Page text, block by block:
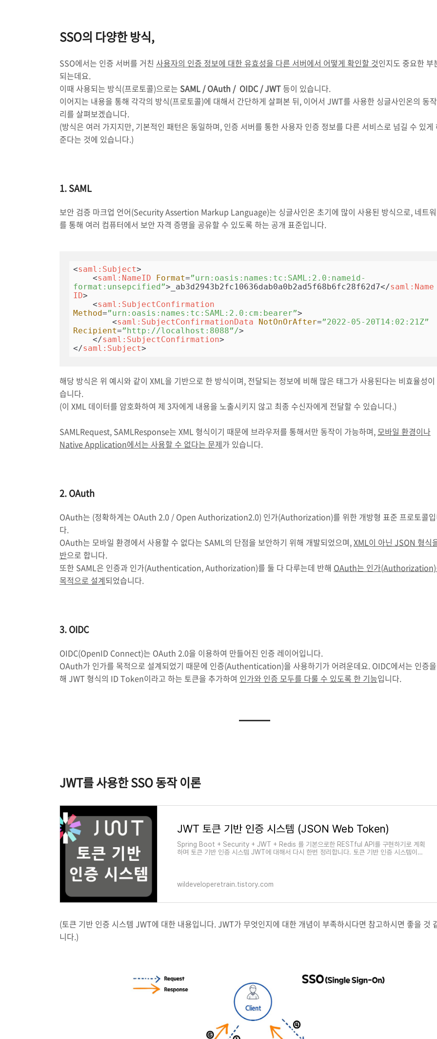
SSO의 다양한 방식,
SSO에서는 인증 서버를 거친 사용자의 인증 정보에 대한 유효성을 다른 서버에서 어떻게 확인할 것인지도 중요한 부
되는데요.
이때 사용되는 방식(프로토콜)으로는 SAML / OAuth / OIDC / JWT등이 있습니다.
이어지는 내용을 통해 각각의 방식(프로토콜)에 대해서 간단하게 살펴본 뒤, 이어서 JWT를 사용한 싱글사인온의 동
리를 살펴보겠습니다.
(방식은 여러 가지지만, 기본적인 패턴은 동일하며, 인증 서버를 통한 사용자 인증 정보를 다른 서비스로 넘길 수 있게
준다는 것에 있습니다.)
1. SAML
보안 검증 마크업 언어(Security Assertion Markup Language)는 싱글사인온 초기에 많이 사용된 방식으로, 네트
를 통해 여러 컴퓨터에서 보안 자격 증명을 공유할 수 있도록 하는 공개 표준입니다.
<saml:Subject>
<saml:NameID Format=”urn:oasis:names:tc:SAML:2.0:nameid-
format:unsepcified”> _ab3d2943b2fc10636dab0a0b2ad5f68b6fc28f62d7</saml:Name
ID>
<saml:SubjectConfirmation
Method=”urn:oasis:names:tc:SAML:2.0:cm:bearer”>
<saml:SubjectConfirmationData NotOnOrAfter=”2022-05-20T14:02:21Z”
Recipient=”http://localhost:8088”/>
</saml:SubjectConfirmation>
</saml:Subject>
해당 방식은 위 예시와 같이 XML을 기반으로 한 방식이며, 전달되는 정보에 비해 많은 태그가 사용된다는 비효율성
습니다.
(이 XML 데이터를 암호화하여 제 3자에게 내용을 노출시키지 않고 최종 수신자에게 전달할 수 있습니다.)
SAMLRequest, SAMLResponse는 XML 형식이기 때문에 브라우저를 통해서만 동작이 가능하며, 모바일 환경이나
Native Application에서는 사용할 수 없다는 문제가 있습니다.
2. OAuth
OAuth는 (정확하게는 OAuth 2.0 / Open Authorization2.0) 인가(Authorization)를 위한 개방형 표준 프로토콜
다.
OAuth는 모바일 환경에서 사용할 수 없다는 SAML의 단점을 보안하기 위해 개발되었으며, XML이 아닌 JSON 형식
반으로 합니다.
또한 SAML은 인증과 인가(Authentication, Authorization)를 둘 다 다루는데 반해 OAuth는 인가
목적으로 설계되었습니다.
3. OIDC
OIDC(OpenID Connect)는 OAuth 2.0을 이용하여 만들어진 인증 레이어입니다.
OAuth가 인가를 목적으로 설계되었기 때문에 인증(Authentication)을 사용하기가 어려운데요. OIDC에서는 인증
해 JWT 형식의 ID Token이라고 하는 토큰을 추가하여 인가와 인증 모두를 다룰 수 있도록 한 기능입니다.
JWT를 사용한 SSO 동작 이론
JWT 토큰 기반 인증 시스템 (JSON Web Token)
Spring Boot + Security + JWT + Redis 를 기본으로한 RESTful API를 구현하기로 계획
하며 토큰 기반 인증 시스템 JWT에 대해서 다시 한번 정리합니다. 토큰 기반 인증 시스템이란,
wildeveloperetrain.tistory.com
(토큰 기반 인증 시스템 JWT에 대한 내용입니다. JWT가 무엇인지에 대한 개념이 부족하시다면 참고하시면 좋을 것
니다.)